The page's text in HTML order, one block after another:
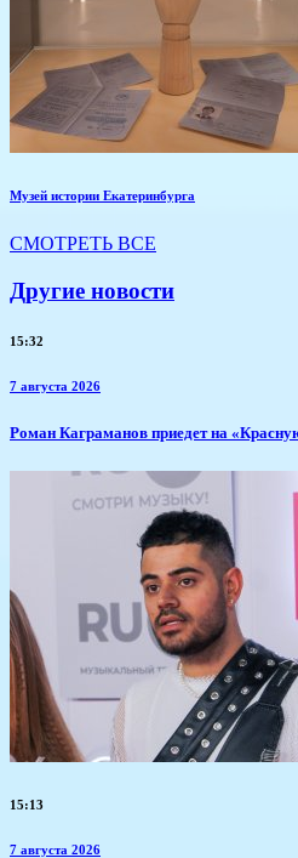
Музей истории Екатеринбурга
СМОТРЕТЬ ВСЕ
Другие новости
15:32
7 августа 2026
​Роман Каграманов приедет на
15:13
7 августа 2026